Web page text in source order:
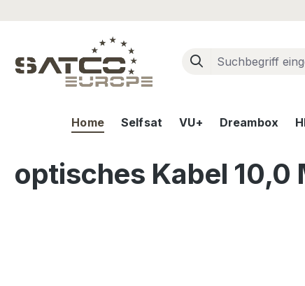
Home Selfsat VU+ Dreambox
optisches Kabel